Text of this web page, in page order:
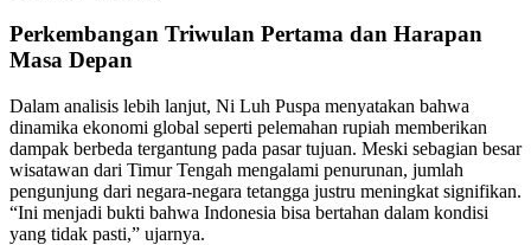
Perkembangan Triwulan Pertama dan Harapan
Masa Depan
Dalam analisis lebih lanjut, Ni Luh Puspa menyatakan bahwa
dinamika ekonomi global seperti pelemahan rupiah memberikan
dampak berbeda tergantung pada pasar tujuan. Meski sebagian besar
wisatawan dari Timur Tengah mengalami penurunan, jumlah
pengunjung dari negara-negara tetangga justru meningkat signifikan.
“Ini menjadi bukti bahwa Indonesia bisa bertahan dalam kondisi
yang tidak pasti,” ujarnya.